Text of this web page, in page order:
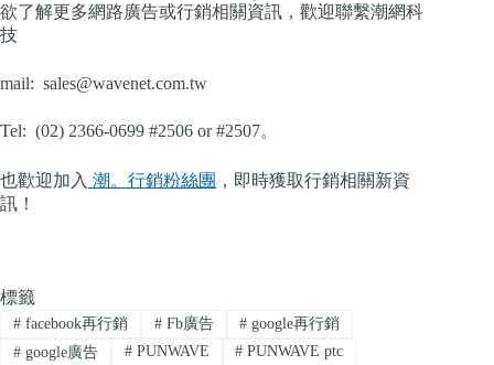
欲了解更多網路廣告或行銷相關資訊，歡迎聯繫潮網科
技
mail: sales@wavenet.com.tw
Tel: (02) 2366-0699 #2506 or #2507。
也歡迎加入 潮。行銷粉絲團 ，即時獲取行銷相關新資
訊！
標籤
#facebook再行銷 #Fb廣告 # google再行銷
#google廣告 #PUNWAVE # PUNWAVE ptc